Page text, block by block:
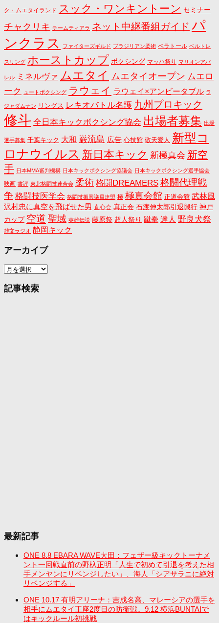
ク・ムエタイランド スック・ワンキントーン セミナー
チャクリキ チームティアラ ネット中継番組ガイド パ
ンクラス
ファイターズギルド ブラジリアン柔術 ベラトール ベルトレ
スリング ホーストカップ ボクシング マッハ祭り マリオンアパ
レル ミネルヴァ ムエタイ ムエタイオープン ムエロ
ーク
ュートボクシング ラウェイ ラウェイ×アンビータブル ラ
ジャダムナン リングス レキオバトル名護 九州プロキック
修斗 全日本キックボクシング協会 出場者募集 出場
選手募集 千葉キック 大和 巌流島 広告 心技館 敬天愛人 新型コ
ロナウイルス 新日本キック 新極真会 新空
手 日本MMA審判機構 日本キックボクシング協議会 日本キックボクシング選手協会
映画 書評 東北格闘技連合会 柔術 格闘DREAMERS 格闘代理戦
争 格闘技医学会 格闘技振興議員連盟 極 極真会館 正道会館 武林風
沢村忠に真空を飛ばせた男 直心会 真正会 石渡伸太郎引退興行 神戸
カップ 空道 聖域 英雄伝説 藤原祭 超人祭り 蹴拳 達人 野良犬祭
雑文ラジオ 静岡キック
アーカイブ
ア
カ
記事検索
最新記事
ONE 8.8 EBARA WAVE大田：フェザー級キックトーナメ
ント一回戦直前の野杁正明「人生で初めて引退を考えた相
手メンヤンにリベンジしたい」、海人「シアサラニに絶対
リベンジする」
ONE 10.17 有明アリーナ：吉成名高、マレーシアの選手を
相手にムエタイ王座2度目の防衛戦。9.12 横浜BUNTAIで
はキックルール初挑戦